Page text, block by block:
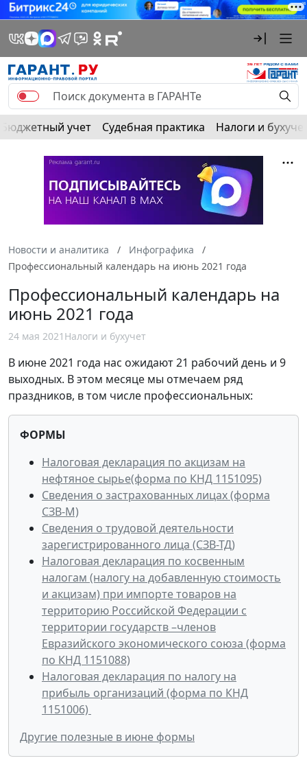
Бюджетный учет Судебная практика Налоги и
Новости и аналитика
Инфографика
Профессиональный календарь на июнь 2021 года
Профессиональный календарь на
июнь 2021 года
24 мая 2021 Налоги и бухучет
В июне 2021 года нас ожидают 21 рабочий день и 9
выходных. В этом месяце мы отмечаем ряд
праздников, в том числе профессиональных:
ФОРМЫ
Налоговая декларация по акцизам на
нефтяное сырье(форма по КНД 1151095)
Сведения о застрахованных лицах (форма
СЗВ-М)
Сведения о трудовой деятельности
зарегистрированного лица (СЗВ-ТД)
Налоговая декларация по косвенным
налогам (налогу на добавленную стоимость
и акцизам) при импорте товаров на
территорию Российской Федерации с
территории государств –членов
Евразийского экономического союза (форма
по КНД 1151088)
Налоговая декларация по налогу на
прибыль организаций (форма по КНД
1151006)
Другие полезные в июне формы